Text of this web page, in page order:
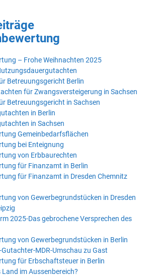
– Frohe Weihnachten 2025
Betreuungsgericht Berlin
für Zwangsversteigerung in Sachsen
Betreuungsgericht in Sachsen
in Berlin
in Sachsen
Gemeinbedarfsflächen
bei Enteignung
von Erbbaurechten
für Finanzamt in Berlin
für Finanzamt in Dresden Chemnitz
von Gewerbegrundstücken in Dresden
2025-Das gebrochene Versprechen des
von Gewerbegrundstücken in Berlin
MDR-Umschau zu Gast
für Erbschaftsteuer in Berlin
im Aussenbereich?